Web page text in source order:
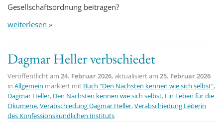
Gesellschaftsordnung beitragen?
weiterlesen »
Dagmar Heller verbschiedet
Veröffentlicht am 24. Februar 2026, aktualisiert am 25. Februar 2026
in Allgemein markiert mit Buch "Den Nächsten kennen wie sich selbst",
Dagmar Heller, Den Nächsten kennen wie sich selbst, Ein Leben für die
Ökumene,Verabschiedung Dagmar Heller,Verabschiedung Leiterin
des Konfessionskundlichen Instituts